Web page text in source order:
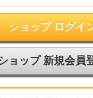
ショップ ログイ
ョップ 新規会員